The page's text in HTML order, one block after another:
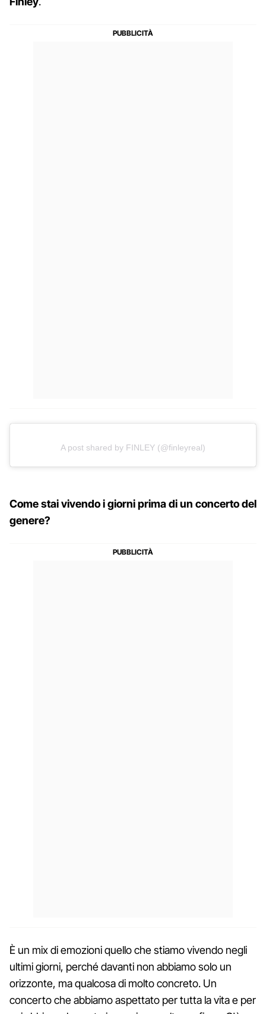
A post shared by FINLEY (@finleyreal)
Come stai vivendo i giorni prima di un concerto del
genere?
È un mix di emozioni quello che stiamo vivendo negli
ultimi giorni, perché davanti non abbiamo solo un
orizzonte, ma qualcosa di molto concreto. Un
concerto che abbiamo aspettato per tutta la vita e per